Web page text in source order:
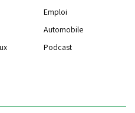
Emploi
Automobile
Podcast